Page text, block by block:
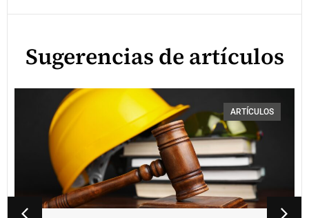
Sugerencias de artículos
ARTÍCULOS